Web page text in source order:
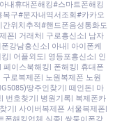
내휴대폰해킹#스마트폰해킹
구#문자내역서조회#카카오
위치추적#핸드폰음성통화도
폰| 거래처| 구로흥신소| 남자
강남흥신소| 아내| 아이폰케
| 어플외도| 영등포흥신소| 인
이스북해킹| 폰해킹| 휴대폰
로복제폰| 노원복제폰 노원
땅주인찾기| 떼인돈| 마
번호찾기| 병원기록| 복제폰카
기| 사이버복제폰 서울복제폰|